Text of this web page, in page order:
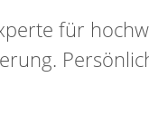
für